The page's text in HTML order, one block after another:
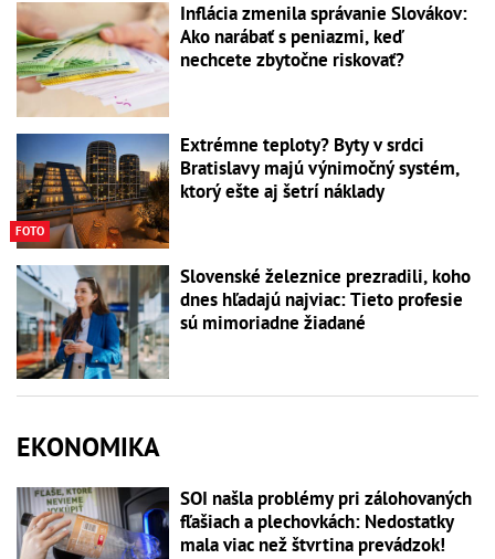
Inflácia zmenila správanie Slovákov:
Ako narábať s peniazmi, keď
nechcete zbytočne riskovať?
FOTO
Extrémne teploty? Byty v srdci
Bratislavy majú výnimočný systém,
ktorý ešte aj šetrí náklady
Slovenské železnice prezradili, koho
dnes hľadajú najviac: Tieto profesie
sú mimoriadne žiadané
EKONOMIKA
SOI našla problémy pri zálohovaných
fľašiach a plechovkách: Nedostatky
mala viac než štvrtina prevádzok!